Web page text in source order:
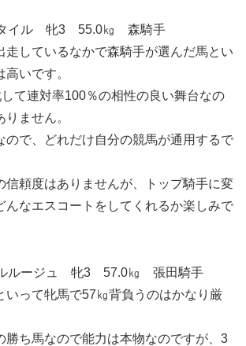
イル 牝3 55.0㎏ 森騎手
走しているなかで森騎手が選んだ馬とい
いです。
て連対率100％の相性の良い舞台なの
ません。
ので、どれだけ自分の競馬が通用するで
信頼度はありませんが、トップ騎手に変
んなエスコートをしてくれるか楽しみで
ルージュ 牝3 57.0㎏ 張田騎手
いって牝馬で57㎏背負うのはかなり厳
勝ち馬なので能力は本物なのですが、3